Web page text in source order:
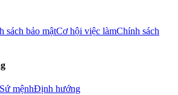
sách bảo mậtCơ hội việc làmChính sách
mệnhĐịnh hướng